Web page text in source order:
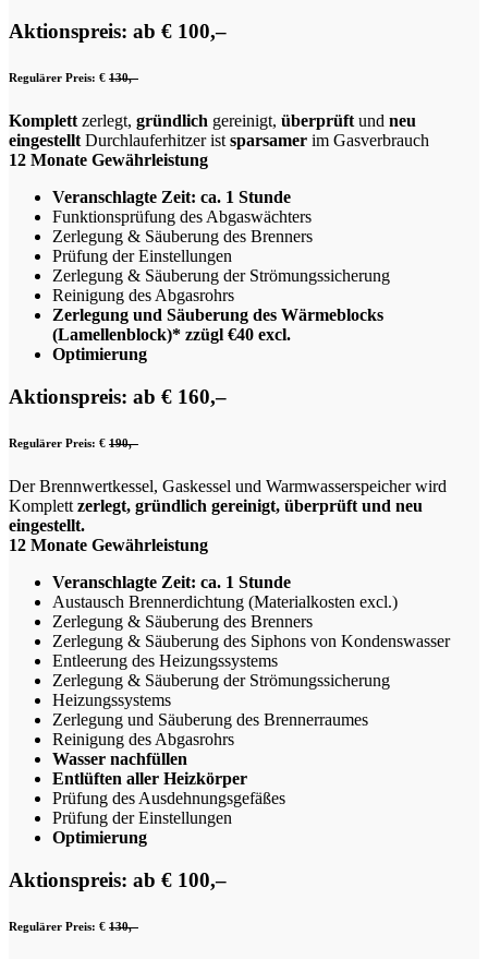
Aktionspreis: ab € 100,–
Regulärer Preis: € 130,–
Komplett zerlegt, gründlich gereinigt, überprüft und neu
eingestellt Durchlauferhitzer ist sparsamer im Gasverbrauch
12 Monate Gewährleistung
Veranschlagte Zeit: ca. 1 Stunde
Funktionsprüfung des Abgaswächters
Zerlegung & Säuberung des Brenners
Prüfung der Einstellungen
Zerlegung & Säuberung der Strömungssicherung
Reinigung des Abgasrohrs
Zerlegung und Säuberung des Wärmeblocks
(Lamellenblock)* zzügl €40 excl.
Optimierung
Aktionspreis: ab € 160,–
Regulärer Preis: € 190,–
Der Brennwertkessel, Gaskessel und Warmwasserspeicher wird
Komplett zerlegt, gründlich gereinigt, überprüft und neu
eingestellt.
12 Monate Gewährleistung
Veranschlagte Zeit: ca. 1 Stunde
Austausch Brennerdichtung (Materialkosten excl.)
Zerlegung & Säuberung des Brenners
Zerlegung & Säuberung des Siphons von Kondenswasser
Entleerung des Heizungssystems
Zerlegung & Säuberung der Strömungssicherung
Heizungssystems
Zerlegung und Säuberung des Brennerraumes
Reinigung des Abgasrohrs
Wasser nachfüllen
Entlüften aller Heizkörper
Prüfung des Ausdehnungsgefäßes
Prüfung der Einstellungen
Optimierung
Aktionspreis: ab € 100,–
Regulärer Preis: € 130,–